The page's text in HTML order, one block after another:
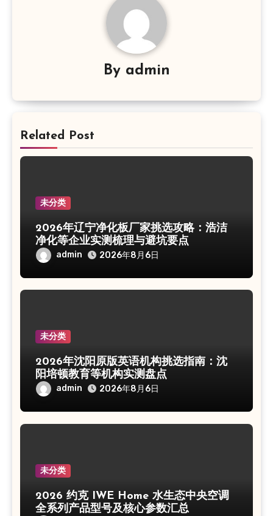
By admin
Related Post
未分类
2026年辽宁净化板厂家挑选攻略：浩洁
净化等企业实测梳理与避坑要点
admin 2026年8月6日
未分类
2026年沈阳原版英语机构挑选指南：沈
阳培顿教育等机构实测盘点
admin 2026年8月6日
未分类
2026 约克 IWE Home 水生态中央空调
全系列产品型号及核心参数汇总